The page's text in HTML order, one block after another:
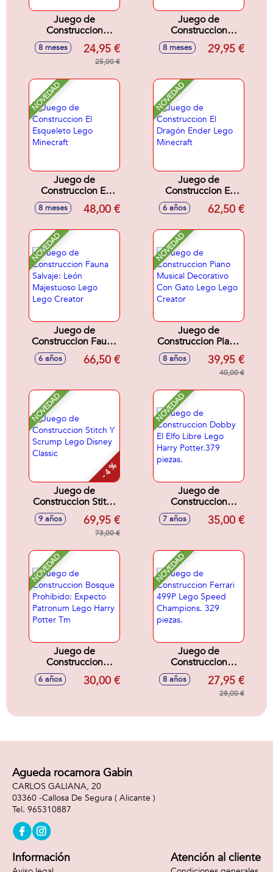
Juego de
Construccion
Ataque Del Jinete
Avícola En El
Desierto Lego
8 meses 24,95 €
25,00 €
Juego de
Construccion
Aventura De La
Primera Noche
8 meses 29,95 €
NOVEDAD
Juego de
Construccion El
Esqueleto Lego
Minecraft
8 meses 48,00 €
NOVEDAD
Juego de
Construccion El
Dragón Ender Lego
Minecraft
6 años 62,50 €
NOVEDAD
Juego de
Construccion Fauna
Salvaje: León
Majestuoso Lego
6 años 66,50 €
NOVEDAD
Juego de
Construccion Piano
Musical Decorativo
Con Gato Lego
Lego Creator
8 años 39,95 €
40,00 €
NOVEDAD
- 4 %
Juego de
Construccion Stitch
Y Scrump Lego
Disney Classic
9 años 69,95 €
73,00 €
NOVEDAD
Juego de
Construccion
Dobby El Elfo Libre
Lego Harry
7 años 35,00 €
NOVEDAD
Juego de
Construccion
Bosque Prohibido:
Expecto Patronum
6 años 30,00 €
NOVEDAD
Juego de
Construccion
Ferrari 499P Lego
Speed Champions.
329 piezas.
8 años 27,95 €
28,00 €
Agueda rocamora Gabin
CARLOS GALIANA, 20
03360 -Callosa De Segura ( Alicante )
965310887
Información Atención al cliente